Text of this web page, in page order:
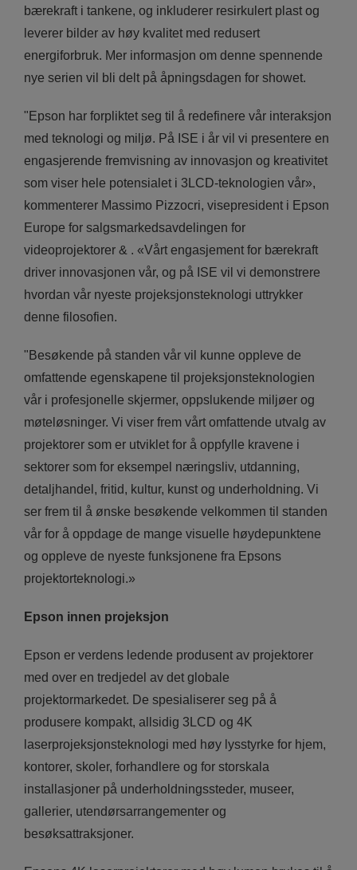
bærekraft i tankene, og inkluderer resirkulert plast og
leverer bilder av høy kvalitet med redusert
energiforbruk. Mer informasjon om denne spennende
nye serien vil bli delt på åpningsdagen for showet.
"Epson har forpliktet seg til å redefinere vår interaksjon
med teknologi og miljø. På ISE i år vil vi presentere en
engasjerende fremvisning av innovasjon og kreativitet
som viser hele potensialet i 3LCD-teknologien vår»,
kommenterer Massimo Pizzocri, visepresident i Epson
Europe for salgsmarkedsavdelingen for
videoprojektorer & . «Vårt engasjement for bærekraft
driver innovasjonen vår, og på ISE vil vi demonstrere
hvordan vår nyeste projeksjonsteknologi uttrykker
denne filosofien.
"Besøkende på standen vår vil kunne oppleve de
omfattende egenskapene til projeksjonsteknologien
vår i profesjonelle skjermer, oppslukende miljøer og
møteløsninger. Vi viser frem vårt omfattende utvalg av
projektorer som er utviklet for å oppfylle kravene i
sektorer som for eksempel næringsliv, utdanning,
detaljhandel, fritid, kultur, kunst og underholdning. Vi
ser frem til å ønske besøkende velkommen til standen
vår for å oppdage de mange visuelle høydepunktene
og oppleve de nyeste funksjonene fra Epsons
projektorteknologi.»
Epson innen projeksjon
Epson er verdens ledende produsent av projektorer
med over en tredjedel av det globale
projektormarkedet. De spesialiserer seg på å
produsere kompakt, allsidig 3LCD og 4K
laserprojeksjonsteknologi med høy lysstyrke for hjem,
kontorer, skoler, forhandlere og for storskala
installasjoner på underholdningssteder, museer,
gallerier, utendørsarrangementer og
besøksattraksjoner.